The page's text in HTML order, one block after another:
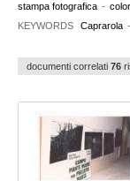
stampa fotografica -
KEYWORDS
Caprarola -
documenti correlati 76